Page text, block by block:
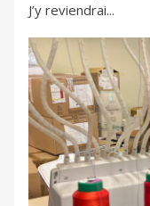
J’y reviendrai...